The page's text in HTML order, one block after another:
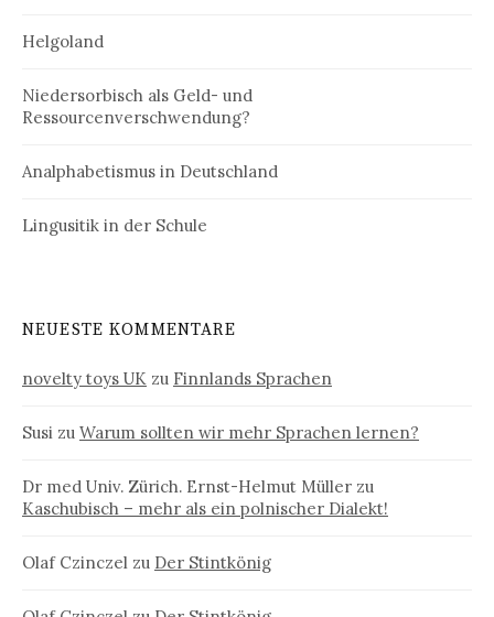
Helgoland
Niedersorbisch als Geld- und
Ressourcenverschwendung?
Analphabetismus in Deutschland
Lingusitik in der Schule
NEUESTE KOMMENTARE
novelty toys UK zu Finnlands Sprachen
Susi zu Warum sollten wir mehr Sprachen lernen?
Dr med Univ. Zürich. Ernst-Helmut Müller zu
Kaschubisch – mehr als ein polnischer Dialekt!
Olaf Czinczel zu Der Stintkönig